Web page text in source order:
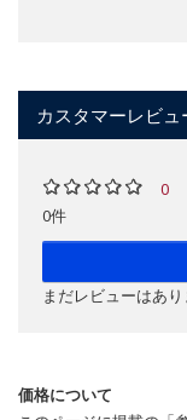
カスタマーレビュ
0
0件
まだレビューはあ
価格について